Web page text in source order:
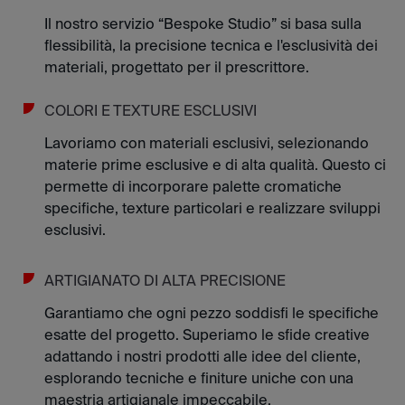
Il nostro servizio “Bespoke Studio” si basa sulla
flessibilità, la precisione tecnica e l'esclusività dei
materiali, progettato per il prescrittore.
COLORI E TEXTURE ESCLUSIVI
Lavoriamo con materiali esclusivi, selezionando
materie prime esclusive e di alta qualità. Questo ci
permette di incorporare palette cromatiche
specifiche, texture particolari e realizzare sviluppi
esclusivi.
ARTIGIANATO DI ALTA PRECISIONE
Garantiamo che ogni pezzo soddisfi le specifiche
esatte del progetto. Superiamo le sfide creative
adattando i nostri prodotti alle idee del cliente,
esplorando tecniche e finiture uniche con una
maestria artigianale impeccabile.